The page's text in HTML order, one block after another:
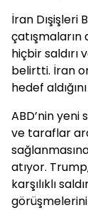
İran Dışişleri
çatışmaların
hiçbir saldırı
belirtti. İran
hedef
ABD’nin yeni
ve taraflar
atıyor.
karşılıklı